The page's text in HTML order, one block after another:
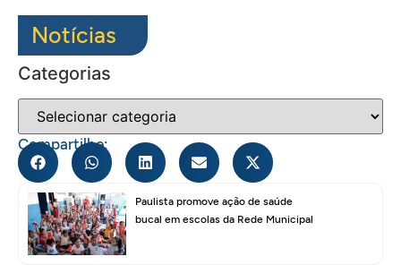
Notícias
Categorias
Compartilhe:
Paulista promove ação de saúde
bucal em escolas da Rede Municipal